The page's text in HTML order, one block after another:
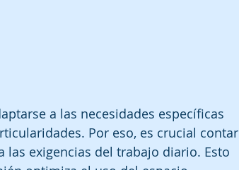
a las necesidades específicas
Por eso, es crucial contar
las exigencias del trabajo diario. Esto